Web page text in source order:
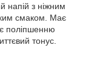
напій з ніжним
смаком. Має
поліпшенню
тонус.